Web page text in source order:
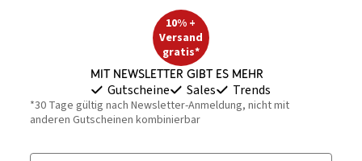
10% +
Versand
gratis*
Mit Newsletter gibt es mehr
Gutscheine Sales Trends
*30 Tage gültig nach Newsletter-Anmeldung, nicht mit
anderen Gutscheinen kombinierbar